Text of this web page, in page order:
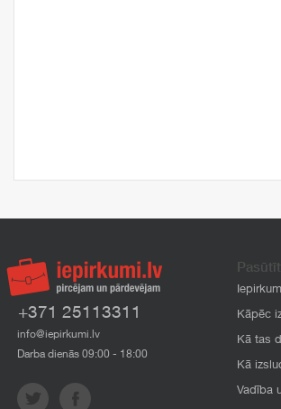
+371 25113311
info@iepirkumi.lv
Darba dienās 09:00 - 18:00
Kāpēc
Kā tas
Kā
Vadība